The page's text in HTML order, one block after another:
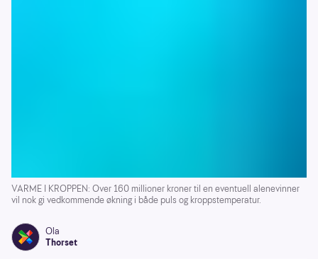
VARME I KROPPEN: Over 160 millioner kroner til en eventuell alenevinner
vil nok gi vedkommende økning i både puls og kroppstemperatur.
Ola
Thorset